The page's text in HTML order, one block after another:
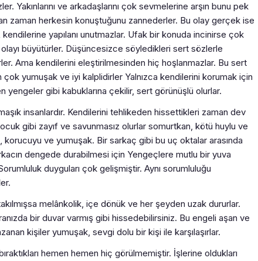
Yakınlarını ve arkadaşlarını çok sevmelerine arşın bunu pek
zaman herkesin konuştuğunu zannederler. Bu olay gerçek ise
yapılanı unutmazlar. Ufak bir konuda incinirse çok
büyütürler. Düşüncesizce söyledikleri sert sözlerle
Ama kendilerini eleştirilmesinden hiç hoşlanmazlar. Bu sert
çok yumuşak ve iyi kalplidirler Yalnızca kendilerini korumak için
yengeler gibi kabuklarına çekilir, sert görünüşlü olurlar.
insanlardır. Kendilerini tehlikeden hissettikleri zaman dev
gibi zayıf ve savunmasız olurlar somurtkan, kötü huylu ve
korucuyu ve yumuşak. Bir sarkaç gibi bu uç oktalar arasında
dengede durabilmesi için Yengeçlere mutlu bir yuva
duyguları çok gelişmiştir. Aynı sorumluluğu
melânkolik, içe dönük ve her şeyden uzak dururlar.
bir duvar varmış gibi hissedebilirsiniz. Bu engeli aşan ve
kişiler yumuşak, sevgi dolu bir kişi ile karşılaşırlar.
hemen hemen hiç görülmemiştir. İşlerine oldukları